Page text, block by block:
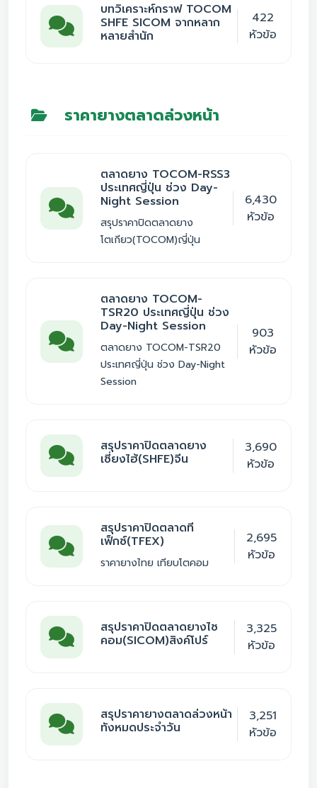
บทวิเคราะห์กราฟ TOCOM
SHFE SICOM จากหลาก
หลายสำนัก
422
หัวข้อ
ราคายางตลาดล่วงหน้า
ตลาดยาง TOCOM-RSS3
ประเทศญี่ปุ่น ช่วง Day-
Night Session
สรุปราคาปิดตลาดยาง
โตเกียว(TOCOM)ญี่ปุ่น
6,430
หัวข้อ
ตลาดยาง TOCOM-
TSR20 ประเทศญี่ปุ่น ช่วง
Day-Night Session
ตลาดยาง TOCOM-TSR20
ประเทศญี่ปุ่น ช่วง Day-Night
Session
903
หัวข้อ
สรุปราคาปิดตลาดยาง
เซี่ยงไฮ้(SHFE)จีน
3,690
หัวข้อ
สรุปราคาปิดตลาดที
เฟ็กซ์(TFEX)
ราคายางไทย เทียบโตคอม
2,695
หัวข้อ
สรุปราคาปิดตลาดยางไซ
คอม(SICOM)สิงค์โปร์
3,325
หัวข้อ
สรุปราคายางตลาดล่วงหน้า
ทังหมดประจำวัน
3,251
หัวข้อ